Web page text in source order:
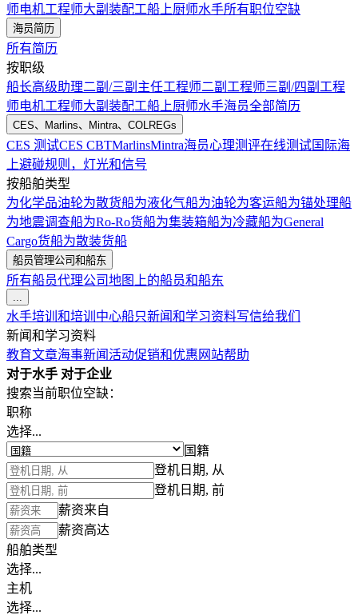
师电机工程师大副 装配工船上厨师水手所有职位空缺
海员简历
所有简历
按职级
船长高级助理二副/三副 主任工程师二副工程师三副/四副工程
师电机工程师大副 装配工船上厨师水手海员全部简历
CES、Marlins、Mintra、COLREGs
CES 测试CES CBTMarlinsMintra海员心理测评在线测试国际海
上避碰规则，灯光和信号
按船舶类型
为化学品油轮为散货船为液化气船为油轮为客运船为锚处理船
为地震调查船为Ro-Ro货船为集装箱船为冷藏船为General
Cargo货船为散装货船
船员管理公司和船东
所有船员代理公司地图上的船员和船东
...
水手培训和培训中心船只新闻和学习资料写信给我们
新闻和学习资料
教育文章海事新闻活动促销和优惠 网站帮助
对于水手 对于企业
搜索当前职位空缺：
职称
选择...
国籍
登机日期, 从
登机日期, 前
薪资来自
薪资高达
船舶类型
选择...
主机
选择...